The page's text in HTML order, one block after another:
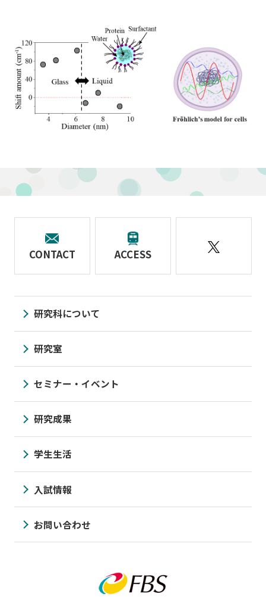
CONTACT ACCESS
研究科について
研究室
セミナー・イベント
研究成果
学生生活
入試情報
お問い合わせ